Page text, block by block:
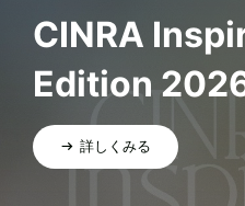
CINRA
Edition
詳しくみる